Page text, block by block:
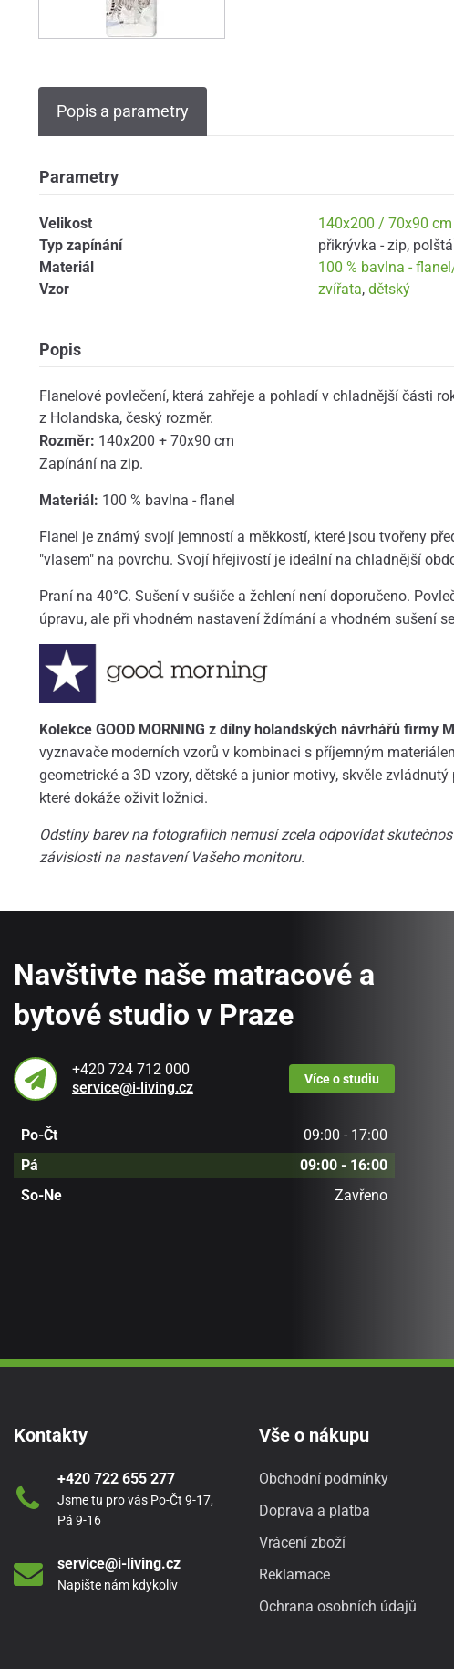
Popis a parametry
Parametry
Velikost
140x200 / 70x90 cm
Typ zapínání
přikrývka - zip,
Materiál
100 % bavlna -
Vzor
zvířata, dětský
Popis
Flanelové povlečení, která zahřeje a pohladí v chladnější části
z Holandska, český rozměr.
Rozměr: 140x200 + 70x90 cm
Zapínání na zip.
Materiál: 100 % bavlna - flanel
Flanel je známý svojí jemností a měkkostí, které jsou tvořeny
"vlasem" na povrchu. Svojí hřejivostí je ideální na chladnější
Praní na 40°C. Sušení v sušiče a žehlení není doporučeno.
úpravu, ale při vhodném nastavení ždímání a vhodném sušení
Kolekce GOOD MORNING z dílny holandských návrhářů firmy
vyznavače moderních vzorů v kombinaci s příjemným
geometrické a 3D vzory, dětské a junior motivy, skvěle zvládnutý
které dokáže oživit ložnici.
Odstíny barev na fotografiích nemusí zcela odpovídat
závislosti na nastavení Vašeho monitoru.
Navštivte naše matracové a
bytové studio v Praze
+420 724 712 000
service@i-living.cz
Víceo studiu
Po-Čt
09:00 - 17:00
Pá
09:00 - 16:00
So-Ne
Zavřeno
Kontakty
+420 722 655 277
Jsme tu pro vás Po-Čt 9-17,
Pá 9-16
service@i-living.cz
Napište nám kdykoliv
Vše o nákupu
Obchodní podmínky
Doprava a platba
Vrácení zboží
Reklamace
Ochrana osobních údajů